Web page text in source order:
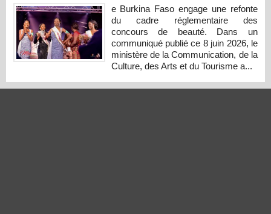
e Burkina Faso engage une refonte
du cadre réglementaire des
concours de beauté. Dans un
communiqué publié ce 8 juin 2026, le
ministère de la Communication, de la
Culture, des Arts et du Tourisme a...